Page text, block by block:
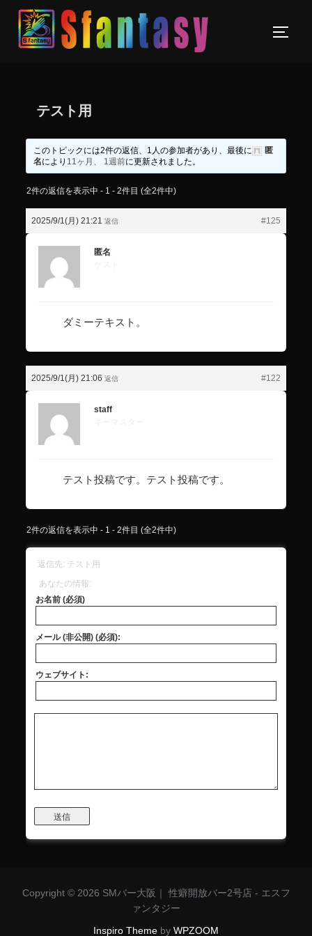
テスト用
このトピックには2件の返信、1人の参加者があり、最後に
匿
名により 11ヶ月、 1週前に更新されました。
2件の返信を表示中 - 1 - 2件目 (全2件中)
2025/9/1(月) 21:21 #125
返信
匿名
ダミーテキスト。
2025/9/1(月) 21:06 #122
返信
staff
テスト投稿です。テスト投稿です。
2件の返信を表示中 - 1 - 2件目 (全2件中)
返信先: テスト用
あなたの情報:
お名前 (必須)
メール (非公開) (必須):
ウェブサイト:
送信
Copyright © 2026 SMバー大阪｜ 性癖開放バー2号店 - エスフ
ァンタジー
Inspiro Theme by WPZOOM